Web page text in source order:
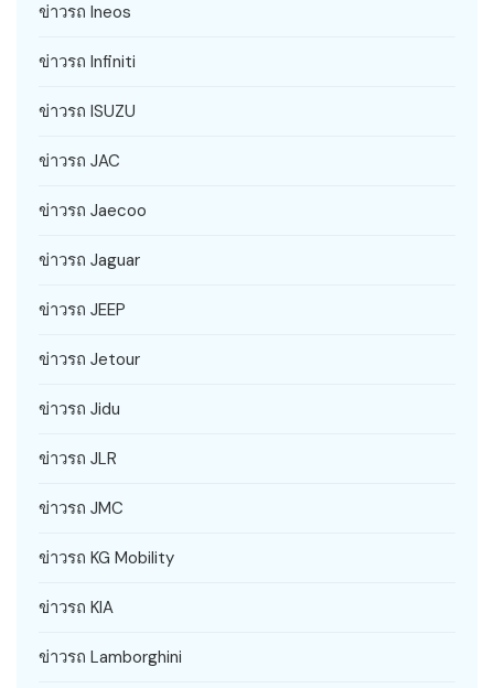
ข่าวรถ Ineos
ข่าวรถ Infiniti
ข่าวรถ ISUZU
ข่าวรถ JAC
ข่าวรถ Jaecoo
ข่าวรถ Jaguar
ข่าวรถ JEEP
ข่าวรถ Jetour
ข่าวรถ Jidu
ข่าวรถ JLR
ข่าวรถ JMC
ข่าวรถ KG Mobility
ข่าวรถ KIA
ข่าวรถ Lamborghini